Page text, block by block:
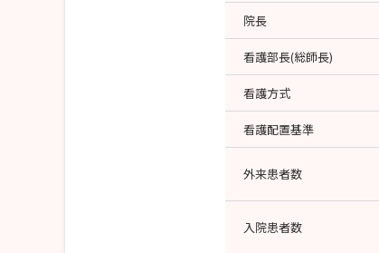
院長
看護部長(総師長)
看護方式
看護配置基準
外来患者数
入院患者数